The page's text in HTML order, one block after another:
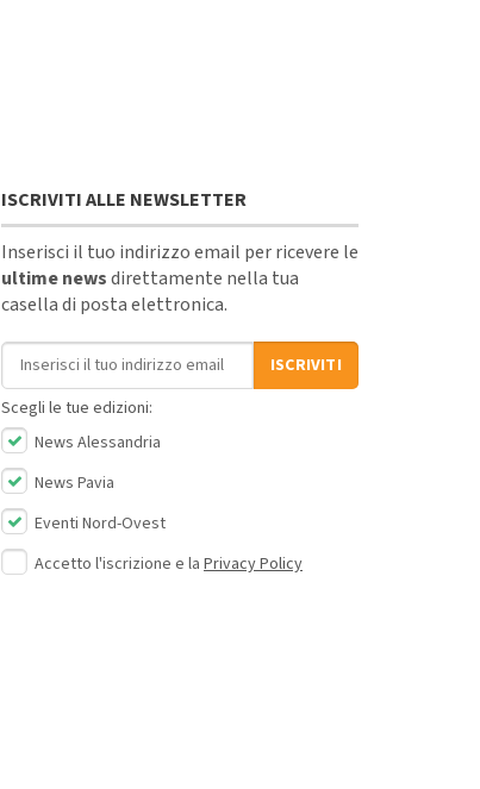
ISCRIVITI ALLE NEWSLETTER
Inserisci il tuo indirizzo email per ricevere le
ultime newsdirettamente nella tua
casella di posta elettronica.
Indirizzo email
ISCRIVITI
Scegli le tue edizioni:
News Alessandria
News Pavia
Eventi Nord-Ovest
Accetto l'iscrizione e la Privacy Policy